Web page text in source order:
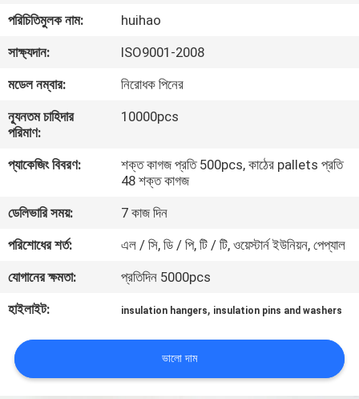
আমাদের
সম্পর্কে
কারখানা
পরিদর্শন
গুণমান
নিয়ন্ত্রণ
আমাদের
সাথে
যোগাযোগ
খবর
পরিচিতিমুলক নাম:
huihao
সাক্ষ্যদান:
ISO9001-2008
মডেল নম্বার:
নিরোধক পিনের
ন্যূনতম চাহিদার
পরিমাণ:
10000pcs
প্যাকেজিং বিবরণ:
শক্ত কাগজ প্রতি 500pcs, কাঠের pallets প্রতি
48 শক্ত কাগজ
ডেলিভারি সময়:
7 কাজ দিন
পরিশোধের শর্ত:
এল / সি, ডি / পি, টি / টি, ওয়েস্টার্ন ইউনিয়ন, পেপ্যাল
যোগানের ক্ষমতা:
প্রতিদিন 5000pcs
হাইলাইট:
insulation hangers, insulation pins and washers
ভালো দাম